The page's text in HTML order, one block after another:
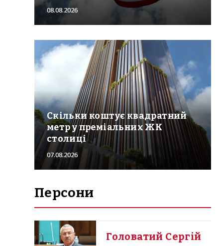
08.08.2026
Скільки коштує квадратний
метр у преміальних ЖК
столиці
07.08.2026
Персони
Головатий Сергій